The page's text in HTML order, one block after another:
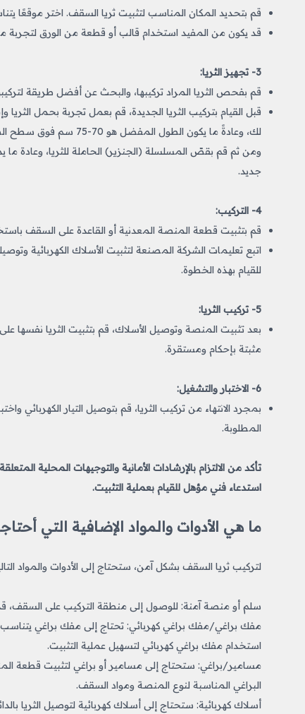
قم بتحديد المكان المناسب لتثبيت ثريا السقف. اختر موقعًا
قد يكون من المفيد استخدام قالب أو قطعة من الورق لتجربة
3- تجهيز الثريا:
قم بفحص الثريا المراد تركيبها، والبحث عن أفضل طريقة
قبل القيام بتركيب الثريا الجديدة، قم بعمل تجربة بحمل الثريا
لك، وعادةً ما يكون
ومن ثم قم بقصّ المسلسلة (الجنزير) الحاملة للثريا، وعادة
جديد.
4- التركيب:
قم بتثبيت قطعة المنصة المعدنية أو القاعدة على السقف
اتبع تعليمات الشركة المصنعة لتثبيت الأسلاك الكهربائية
للقيام بهذه الخطوة.
5- تركيب الثريا:
بعد تثبيت المنصة وتوصيل الأسلاك، قم بتثبيت الثريا نفسها
مثبتة بإحكام ومستقرة.
6- الاختبار والتشغيل:
بمجرد الانتهاء من تركيب الثريا، قم بتوصيل التيار الكهربائي
المطلوبة.
تأكد من الالتزام بالإرشادات الأمانية والتوجيهات المحلية
استدعاء فني مؤهل للقيام بعملية التثبيت.
ما هي الأدوات والمواد الإضافية التي
لتركيب ثريا السقف بشكل آمن، ستحتاج إلى الأدوات والمواد
سلم أو منصة آمنة: للوصول إلى منطقة التركيب على السقف،
مفك براغي/مفك براغي كهربائي: تحتاج إلى مفك براغي
استخدام مفك براغي كهربائي لتسهيل عملية التثبيت.
مسامير/براغي: ستحتاج إلى مسامير أو براغي لتثبيت قطعة
البراغي المناسبة لنوع المنصة ومواد السقف.
أسلاك كهربائية: ستحتاج إلى أسلاك كهربائية لتوصيل الثريا